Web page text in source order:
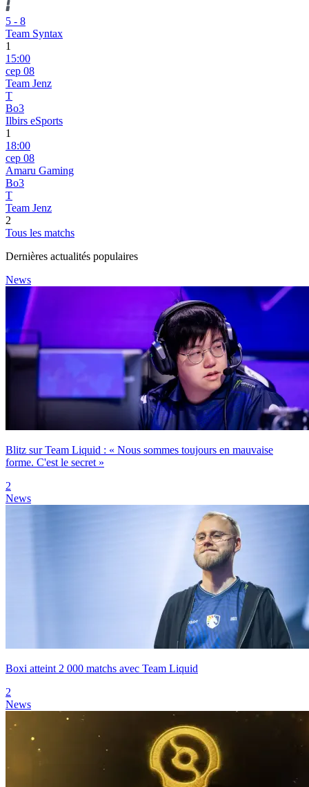
5 - 8
Team Syntax
1
15:00
сер 08
Team Jenz
T
Bo3
Ilbirs eSports
1
18:00
сер 08
Amaru Gaming
Bo3
T
Team Jenz
2
Tous les matchs
Dernières actualités populaires
News
Blitz sur Team Liquid : « Nous sommes toujours en mauvaise
forme. C'est le secret »
2
News
Boxi atteint 2 000 matchs avec Team Liquid
2
News